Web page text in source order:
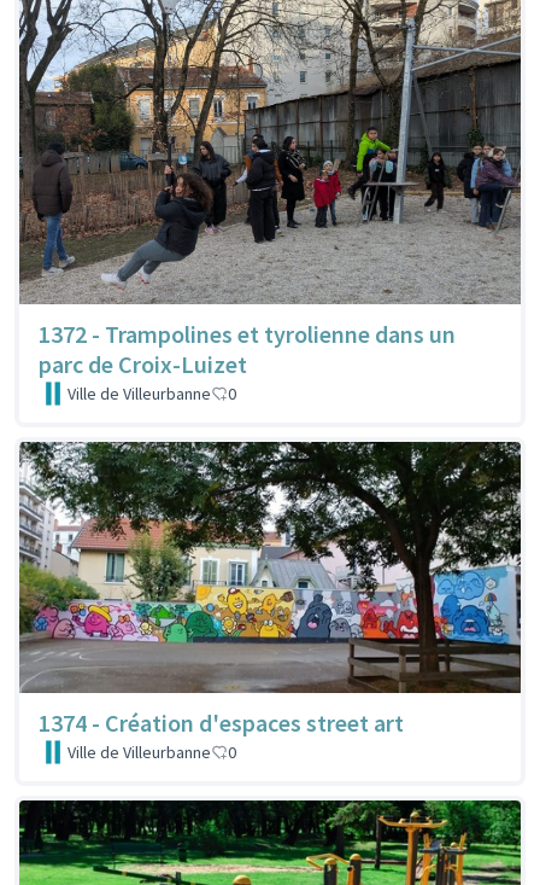
1372 - Trampolines et tyrolienne dans un
parc de Croix-Luizet
Ville de Villeurbanne 0
1374 - Création d'espaces street art
Ville de Villeurbanne 0